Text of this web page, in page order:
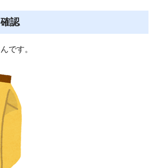
認
です。